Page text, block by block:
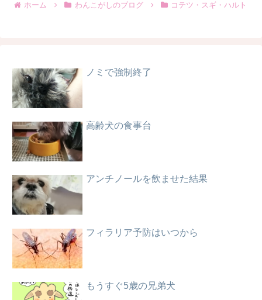
ホーム わんこがしのブログ コテツ・スギ・ハルト
ノミで強制終了
高齢犬の食事台
アンチノールを飲ませた結果
フィラリア予防はいつから
もうすぐ5歳の兄弟犬